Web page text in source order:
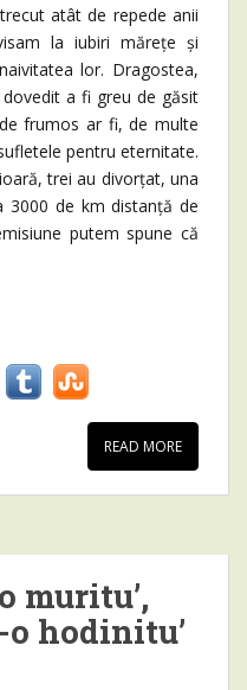
atât de repede anii
la iubiri mărețe și
lor. Dragostea,
a fi greu de găsit
frumos ar fi, de multe
pentru eternitate.
trei au divorțat, una
3000 de km distanță de
putem spune că
READ MORE
muritu’,
o hodinitu’